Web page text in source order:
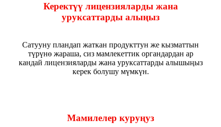
Керектүү лицензияларды жана
уруксаттарды алыңыз
Сатууну пландап жаткан продукттун же кызматтын
түрүнө жараша, сиз мамлекеттик органдардан ар
кандай лицензияларды жана уруксаттарды алышыңыз
керек болушу мүмкүн.
Мамилелер куруңуз